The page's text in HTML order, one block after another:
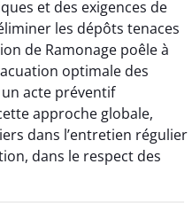
et des exigences de
les dépôts tenaces
de Ramonage poêle à
optimale des
acte préventif
approche globale,
dans l’entretien régulier
dans le respect des
Claire Vautrin
21 juin 2025
Ramonage très bien réalisé,
travail propre et soigné.
Toutes les explications ont
été claires et le conduit a été
laissé impeccable. Service